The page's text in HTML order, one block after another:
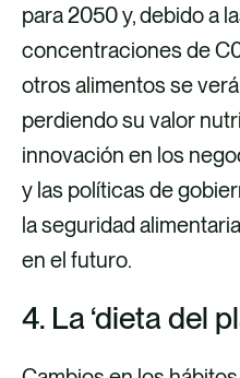
para 2050 y, debido a
concentraciones de
otros alimentos se
perdiendo su valor
innovación en los
y las políticas de
la seguridad
en el futuro.
4. La ‘dieta del